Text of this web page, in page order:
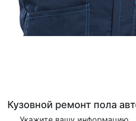
Кузовной ремонт пола